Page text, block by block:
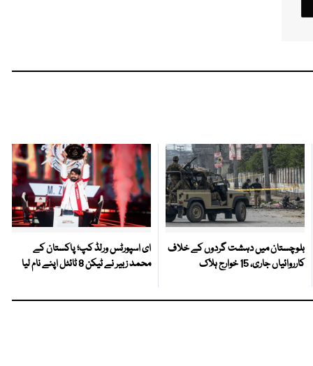
بلوچستان میں دہشت گردوں کے خلاف
کارروائیاں جاری، 15 خوارج ہلاک
ای اسپورٹس ورلڈ کپ؛ پاکستان کے
محمد زبیر نے ٹیکن 8 ٹائٹل اپنے نام لیا